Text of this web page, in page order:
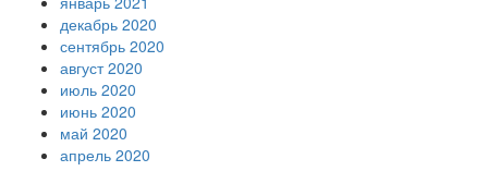
декабрь 2020
сентябрь 2020
август 2020
июль 2020
июнь 2020
май 2020
апрель 2020